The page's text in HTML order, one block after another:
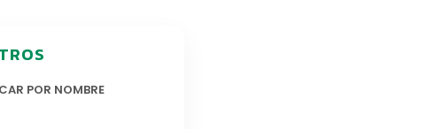
POR NOMBRE